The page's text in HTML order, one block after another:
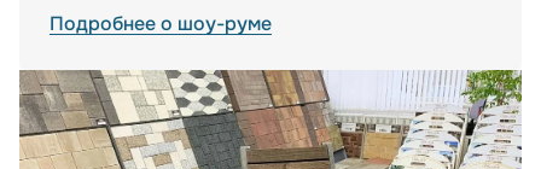
Подробнее о шоу-руме